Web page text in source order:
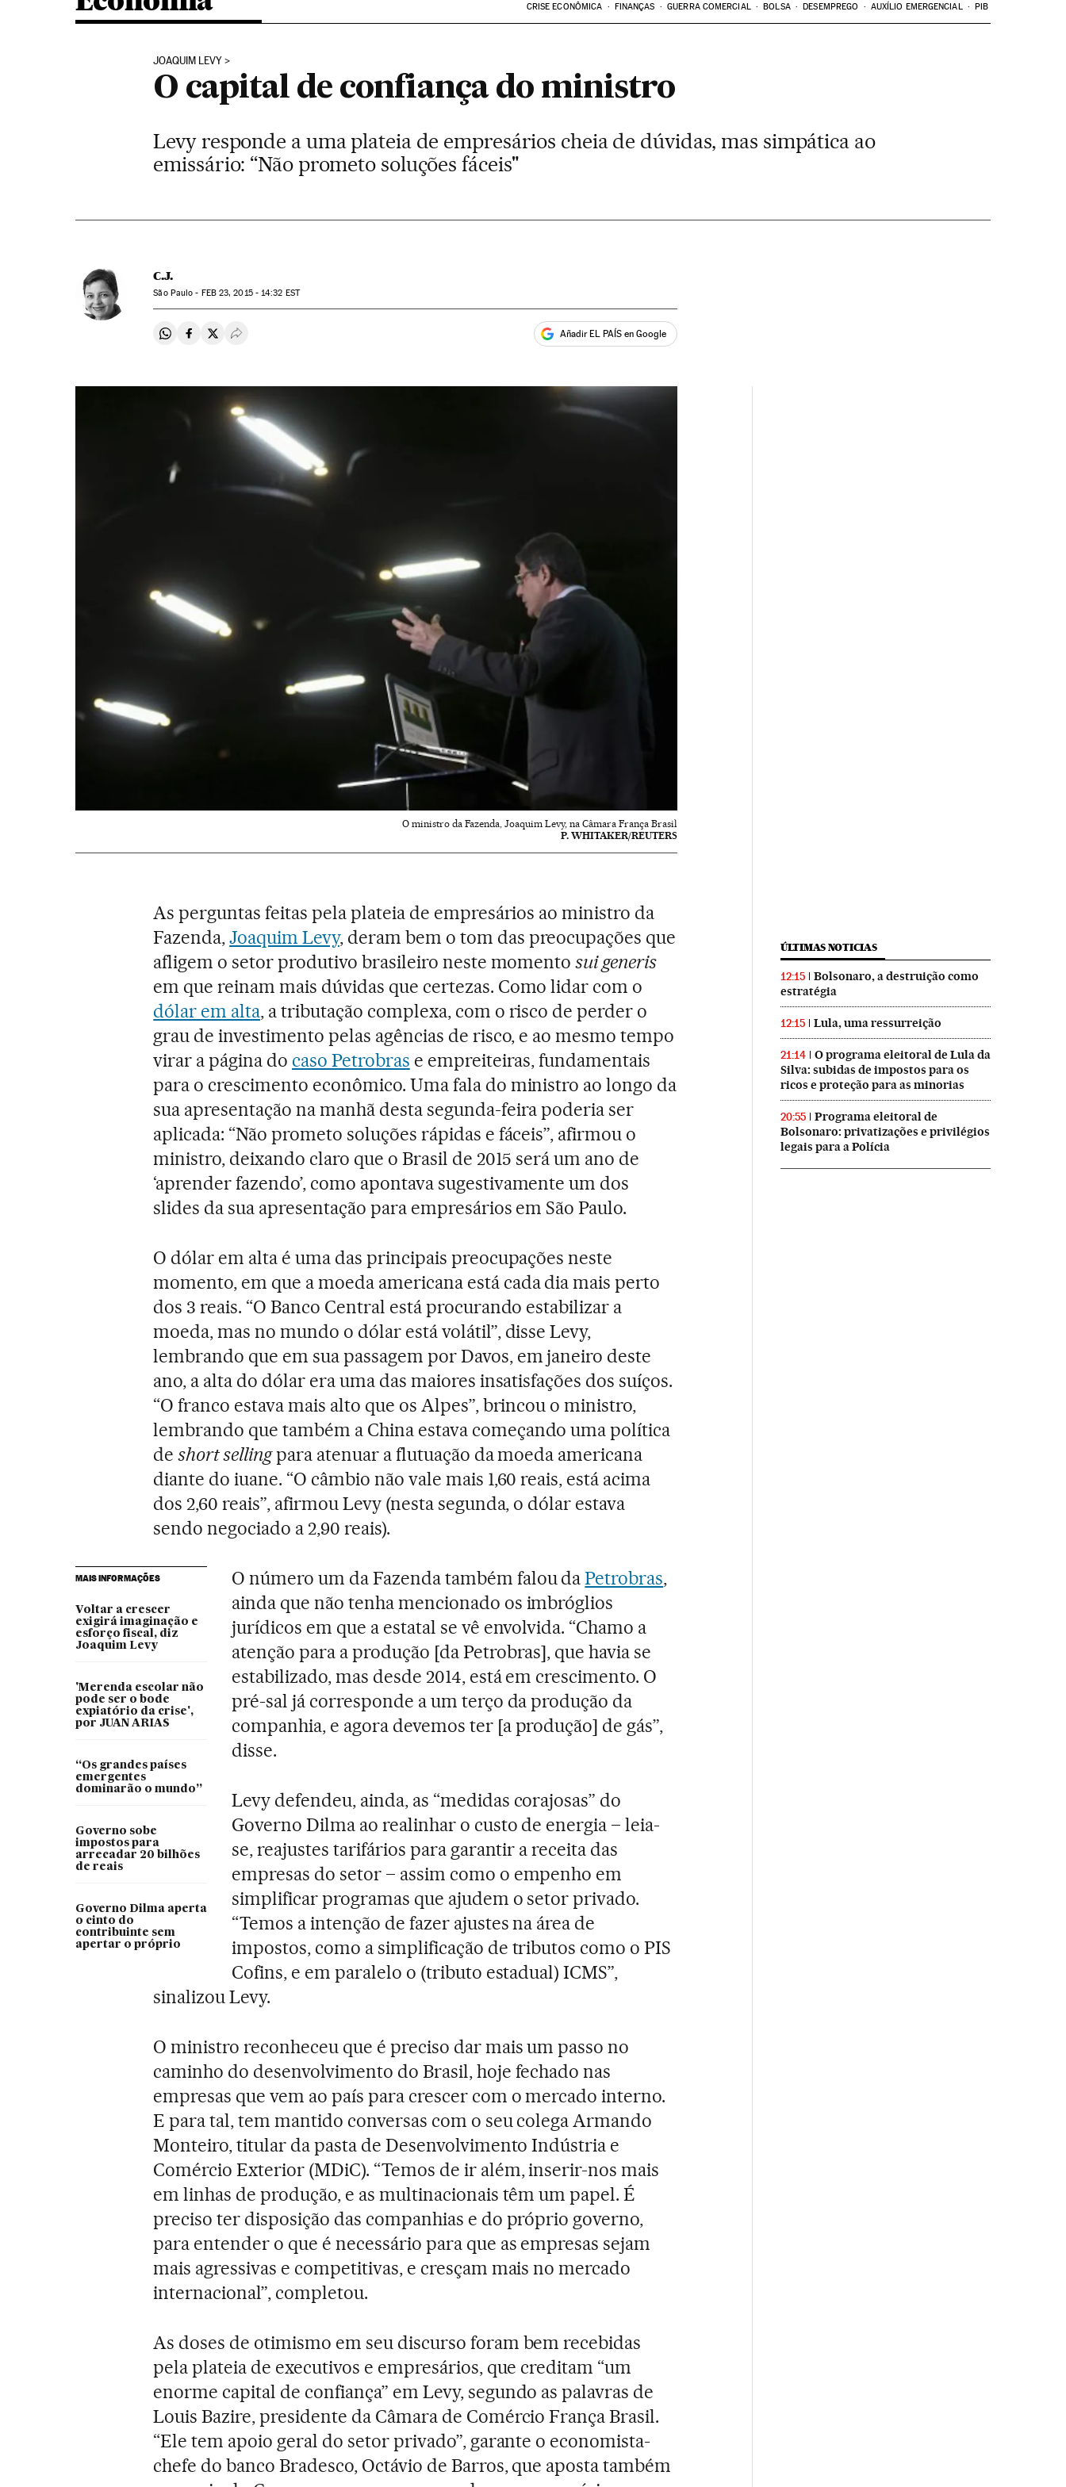
CRISE ECONÔMICA FINANÇAS GUERRA COMERCIAL BOLSA DESEMPREGO AUXÍLIO EMERGENCIAL PIB
JOAQUIM LEVY
O capital de confiança do ministro
Levy responde a uma plateia de empresários cheia de dúvidas, mas simpática ao
emissário: “Não prometo soluções fáceis"
C.J.
São Paulo - FEB23, 2015 - 14:32 EST
Compartir en Whatsapp
Compartir en Facebook
Compartir en Twitter
Desplegar Redes Sociales Añadir EL PAÍS en Google
O ministro da Fazenda, Joaquim Levy, na Câmara França Brasil
P. WHITAKER/REUTERS
As perguntas feitas pela plateia de empresários ao ministro da
Fazenda,Joaquim Levy, deram bem o tom das preocupações que
afligem o setor produtivo brasileiro neste momentosui generis
em que reinam mais dúvidas que certezas. Como lidar com o
dólar em alta, a tributação complexa, com o risco de perder o
grau de investimento pelas agências de risco, e ao mesmo tempo
virar a página do caso Petrobras e empreiteiras, fundamentais
para o crescimento econômico. Uma fala do ministro ao longo da
sua apresentação na manhã desta segunda-feira poderia ser
aplicada: “Não prometo soluções rápidas e fáceis”, afirmou o
ministro, deixando claro que o Brasil de 2015 será um ano de
‘aprender fazendo’, como apontava sugestivamente um dos
slides da sua apresentação para empresários em São Paulo.
O dólar em alta é uma das principais preocupações neste
momento, em que a moeda americana está cada dia mais perto
dos 3 reais. “O Banco Central está procurando estabilizar a
moeda, mas no mundo o dólar está volátil”, disse Levy,
lembrando que em sua passagem por Davos, em janeiro deste
ano, a alta do dólar era uma das maiores insatisfações dos suíços.
“O franco estava mais alto que os Alpes”, brincou o ministro,
lembrando que também a China estava começando uma política
deshort sellingpara atenuar a flutuação da moeda americana
diante do iuane. “O câmbio não vale mais 1,60 reais, está acima
dos 2,60 reais”, afirmou Levy (nesta segunda, o dólar estava
sendo negociado a 2,90 reais).
MAIS INFORMAÇÕES
Voltar a crescer
exigirá imaginação e
esforço fiscal, diz
Joaquim Levy
'Merenda escolar não
pode ser o bode
expiatório da crise',
por JUAN ARIAS
“Os grandes países
emergentes
dominarão o mundo”
Governo sobe
impostos para
arrecadar 20 bilhões
de reais
Governo Dilma aperta
o cinto do
contribuinte sem
apertar o próprio
O número um da Fazenda também falou daPetrobras,
ainda que não tenha mencionado os imbróglios
jurídicos em que a estatal se vê envolvida. “Chamo a
atenção para a produção [da Petrobras], que havia se
estabilizado, mas desde 2014, está em crescimento. O
pré-sal já corresponde a um terço da produção da
companhia, e agora devemos ter [a produção] de gás”,
disse.
Levy defendeu, ainda, as “medidas corajosas” do
Governo Dilma ao realinhar o custo de energia – leia-
se, reajustes tarifários para garantir a receita das
empresas do setor – assim como o empenho em
simplificar programas que ajudem o setor privado.
“Temos a intenção de fazer ajustes na área de
impostos, como a simplificação de tributos como o PIS
Cofins, e em paralelo o (tributo estadual) ICMS”,
sinalizou Levy.
O ministro reconheceu que é preciso dar mais um passo no
caminho do desenvolvimento do Brasil, hoje fechado nas
empresas que vem ao país para crescer com o mercado interno.
E para tal, tem mantido conversas com o seu colega Armando
Monteiro, titular da pasta de Desenvolvimento Indústria e
Comércio Exterior (MDiC). “Temos de ir além, inserir-nos mais
em linhas de produção, e as multinacionais têm um papel. É
preciso ter disposição das companhias e do próprio governo,
para entender o que é necessário para que as empresas sejam
mais agressivas e competitivas, e cresçam mais no mercado
internacional”, completou.
As doses de otimismo em seu discurso foram bem recebidas
pela plateia de executivos e empresários, que creditam “um
enorme capital de confiança” em Levy, segundo as palavras de
Louis Bazire, presidente da Câmara de Comércio França Brasil.
“Ele tem apoio geral do setor privado”, garante o economista-
chefe do banco Bradesco, Octávio de Barros, que aposta também
ÚLTIMAS NOTICIAS
12:15
Bolsonaro, a destruição como
estratégia
12:15 Lula, uma ressurreição
21:14
O programa eleitoral de Lula da
Silva: subidas de impostos para os
ricos e proteção para as minorias
20:55
Programa eleitoral de
Bolsonaro: privatizações e privilégios
legais para a Polícia